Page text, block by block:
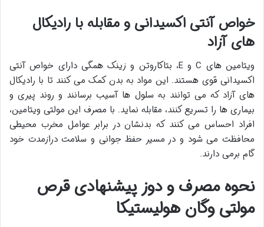
خواص آنتی اکسیدانی و مقابله با رادیکال
های آزاد
ویتامین های C و E، بتاکاروتن و زینک همگی دارای خواص آنتی
اکسیدانی قوی هستند. این مواد به بدن کمک می کنند تا با رادیکال
های آزاد که می توانند به سلول ها آسیب برسانند و روند پیری و
بیماری ها را تسریع کنند، مقابله نماید. با مصرف این مولتی ویتامین،
افراد احساس می کنند که بدنشان در برابر عوامل مخرب محیطی
محافظت می شود و در مسیر حفظ جوانی و سلامت درازمدت خود
گام برمی دارند.
نحوه مصرف و دوز پیشنهادی قرص
مولتی وگان هولیستیکا